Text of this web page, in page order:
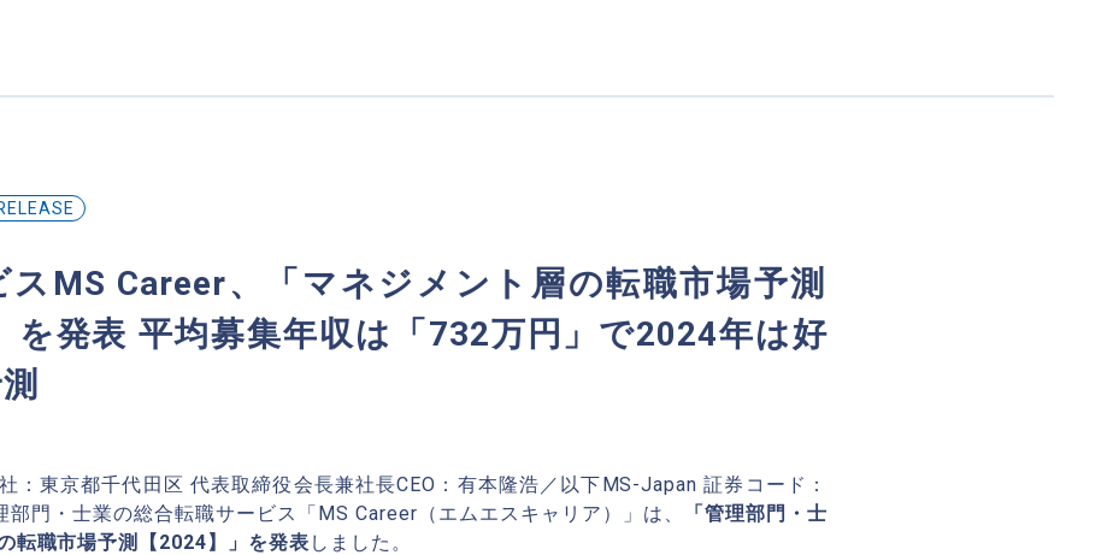
スMS Career、「マネジメント層の転職市場予測
を発表 平均募集年収は「732万円」で2024年は好
：東京都千代田区 代表取締役会長兼社長CEO：有本隆浩／以下MS-Japan 証券コード：
門・士業の総合転職サービス「MS Career（エムエスキャリア）」は、
「管理部門・士
転職市場予測【2024】」を発表 しました。